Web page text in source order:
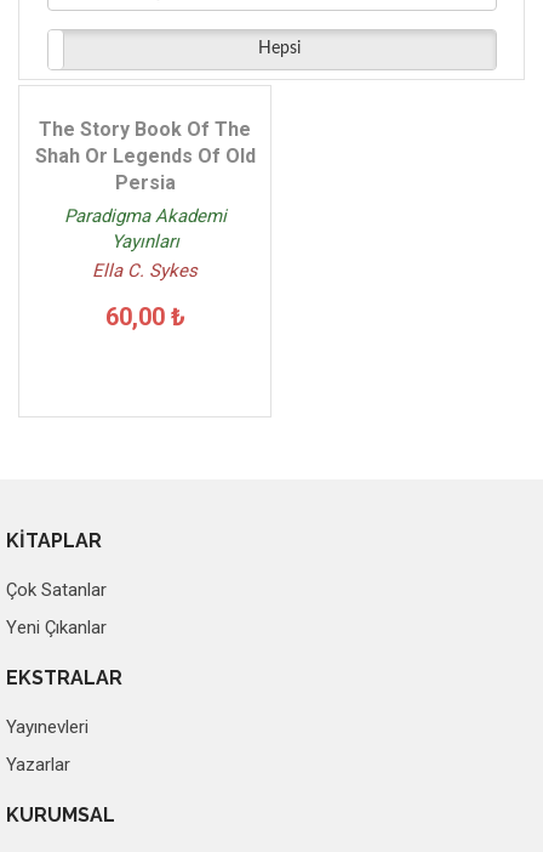
Hepsi
The Story Book Of The
Shah Or Legends Of Old
Persia
Paradigma Akademi
Yayınları
Ella C. Sykes
60,00 ₺
KİTAPLAR
Çok Satanlar
Yeni Çıkanlar
EKSTRALAR
Yayınevleri
Yazarlar
KURUMSAL